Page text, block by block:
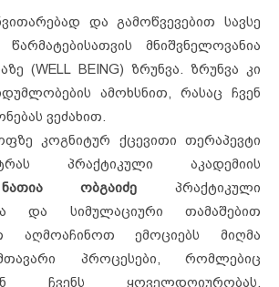
და გამოწვევებით სავსე
მნიშვნელოვანია
(WELL BEING) ზრუნვა. ზრუნვა კი
ამოხსნით, რასაც ჩვენ
ვეძახით.
კოგნიტურ ქცევითი თერაპევტი
პრაქტიკული აკადემიის
ნათია ობგაიძე პრაქტიკული
და სიმულაციური თამაშებით
აღმოაჩინოთ ემოციებს მიღმა
პროცესები, რომლებიც
ჩვენს ყოველდღიურობას,